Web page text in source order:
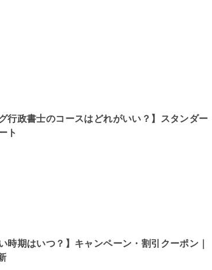
行政書士のコースはどれがいい？】スタンダー
ト
時期はいつ？】キャンペーン・割引クーポン｜